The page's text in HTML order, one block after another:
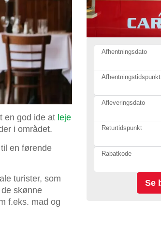
en god ide at leje
i området.
en førende
turister, som
skønne
f.eks. mad og
Afhentningsdato
Afhentningstidspunkt
Afleveringsdato
Returtidspunkt
Rabatkode